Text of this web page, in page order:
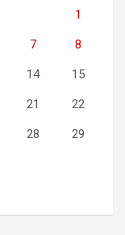
1
7 8
14 15
21 22
28 29